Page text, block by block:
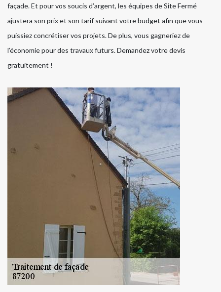
façade. Et pour vos soucis d’argent, les équipes de Site Fermé
ajustera son prix et son tarif suivant votre budget afin que vous
puissiez concrétiser vos projets. De plus, vous gagneriez de
l’économie pour des travaux futurs. Demandez votre devis
gratuitement !